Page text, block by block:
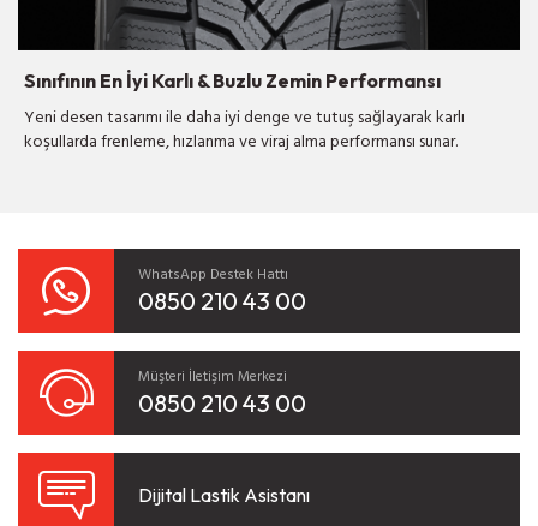
Sınıfının En İyi Karlı & Buzlu Zemin Performansı
Yeni desen tasarımı ile daha iyi denge ve tutuş sağlayarak karlı
koşullarda frenleme, hızlanma ve viraj alma performansı sunar.
WhatsApp Destek Hattı
0850 210 43 00
Müşteri İletişim Merkezi
0850 210 43 00
Dijital Lastik Asistanı